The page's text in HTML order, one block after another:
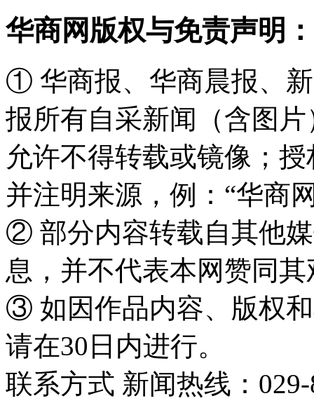
华商网版权与免责声明：
① 华商报、华商晨报、
报所有自采新闻（含图
允许不得转载或镜像；
并注明来源，例：“华商
② 部分内容转载自其他
息，并不代表本网赞同
③ 如因作品内容、版权
请在30日内进行。
联系方式 新闻热线：029-